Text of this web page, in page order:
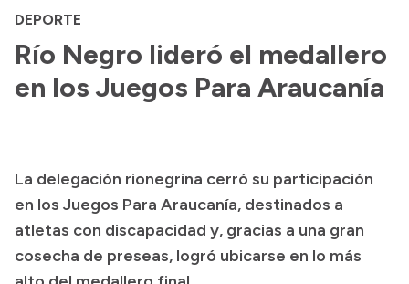
Archivo de noticias
Presupuesto
Boletín Oficial
Compras y licitaciones
Consulta de expedientes
DEPORTE
Río Negro lideró el medallero
en los Juegos Para Araucanía
La delegación rionegrina cerró su participación
en los Juegos Para Araucanía, destinados a
atletas con discapacidad y, gracias a una gran
cosecha de preseas, logró ubicarse en lo más